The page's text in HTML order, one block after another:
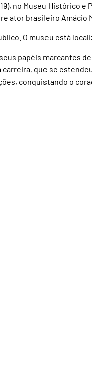
no Museu Histórico
ator brasileiro Amácio
O museu está
papéis marcantes
que se
conquistando o